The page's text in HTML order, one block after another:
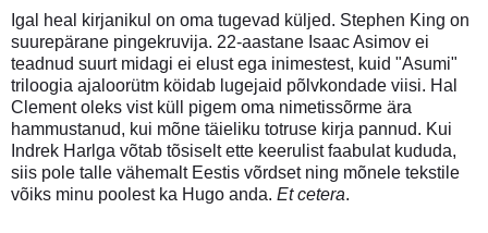
Igal heal kirjanikul on oma tugevad küljed. Stephen King on
suurepärane pingekruvija. 22-aastane Isaac Asimov ei
teadnud suurt midagi ei elust ega inimestest, kuid "Asumi"
triloogia ajaloorütm köidab lugejaid põlvkondade viisi. Hal
Clement oleks vist küll pigem oma nimetissõrme ära
hammustanud, kui mõne täieliku totruse kirja pannud. Kui
Indrek Harlga võtab tõsiselt ette keerulist faabulat kududa,
siis pole talle vähemalt Eestis võrdset ning mõnele tekstile
võiks minu poolest ka Hugo anda. Et cetera.